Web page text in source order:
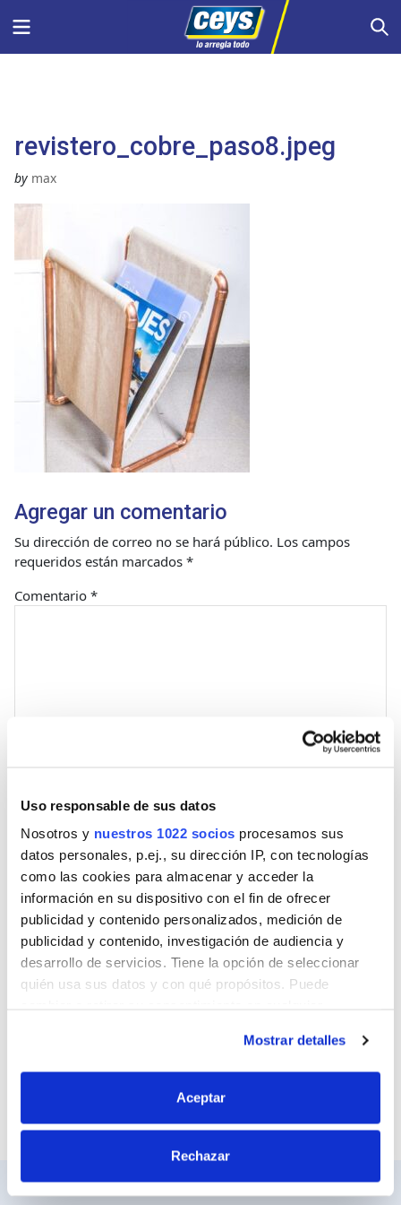
Uso responsable de sus datos
Nosotros y nuestros 1022 socios procesamos sus
datos personales, p.ej., su dirección IP, con tecnologías
como las cookies para almacenar y acceder la
información en su dispositivo con el fin de ofrecer
publicidad y contenido personalizados, medición de
publicidad y contenido, investigación de audiencia y
desarrollo de servicios. Tiene la opción de seleccionar
quién usa sus datos y con qué propósitos. Puede
Si lo permite, también quisiéramos:
Identificar su dispositivo analizándolo activamente
Mostrar detalles
Aceptar
Rechazar
Menu
revistero_cobre_paso8.jpeg
by max
Agregar un comentario
Su dirección de correo no se hará público. Los campos
requeridos están marcados *
Comentario *
Nombre
Correo
Sitio web